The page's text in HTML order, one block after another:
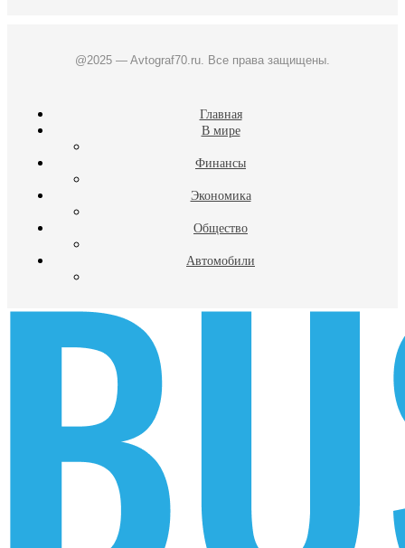
@2025 — Avtograf70.ru. Все права защищены.
Главная
В мире
Финансы
Экономика
Общество
Автомобили